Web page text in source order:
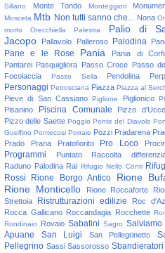
Sillano
Monte Tondo Monteggiori
Mosceta Mtb Non tutti sanno che... Nona
morto
Orecchiella Palestra
Palio di
Jacopo
Pallavolo Palleroso Palodina
Pane e le Rose Pania
Pania di
Pantarei Pasquigliora Passo Croce Passo
Focolaccia
Passo Sella Pendolina
Personaggi Petrosciana Piazza Piazza al
Pieve di San Cassiano Piglione Piglionico
Pisanino Piscina Comunale
Pizzo
Pizzo delle Saette Poggio Ponte del Diavolo
Guelfino Pontecosi Porraie Pozzi Pradarena
Prado
Prana Pratofiorito Pro Loco
Programmi Puntato
Raccolta
Raduno Palodina Rai Rifugio Nello Conti
Rossi
Rione Borgo Antico
Rione
Rione Monticello
Rione Roccaforte
Strettoia
Ristrutturazioni edilizie
Roc
Rocca Gallicano Roccandagia Rocchette
Rondinaio
Rovaio Sabatini Sagro Salviamo
Apuane
San Luigi San Pellegrinetto
Pellegrino Sassi Sassorosso Sbandieratori